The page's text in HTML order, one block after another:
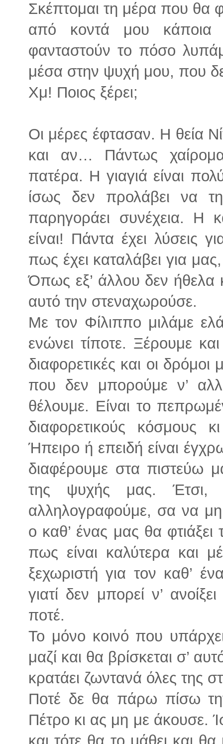
Σκέπτομαι τη μέρα που θα
από κοντά μου κάποια
φανταστούν το πόσο
μέσα στην ψυχή μου, που
Χμ! Ποιος ξέρει;
Οι μέρες έφτασαν. Η θεία
και αν… Πάντως
πατέρα. Η γιαγιά είναι
ίσως δεν προλάβει να
παρηγοράει συνέχεια. Η
είναι! Πάντα έχει λύσεις
πως έχει καταλάβει για
Όπως εξ’ άλλου δεν ήθελα
αυτό την στεναχωρούσε.
Με τον Φίλιππο μιλάμε
ενώνει τίποτε. Ξέρουμε
διαφορετικές και οι δρόμοι
που δεν μπορούμε ν’
θέλουμε. Είναι το
διαφορετικούς κόσμους
Ήπειρο ή επειδή είναι
διαφέρουμε στα πιστεύω
της ψυχής μας. Έτσι,
αλληλογραφούμε, σα να
ο καθ’ ένας μας θα
πως είναι καλύτερα και
ξεχωριστή για τον καθ’
γιατί δεν μπορεί ν’
ποτέ.
Το μόνο κοινό που
μαζί και θα βρίσκεται σ’
κρατάει ζωντανά όλες της
Ποτέ δε θα πάρω πίσω
Πέτρο κι ας μη με άκουσε.
και τότε θα το μάθει και